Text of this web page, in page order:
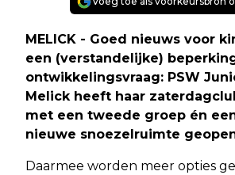
MELICK - Goed nieuws voor
een (verstandelijke)
ontwikkelingsvraag: PSW
Melick heeft haar
met een tweede groep én
nieuwe snoezelruimte
Daarmee worden meer opties